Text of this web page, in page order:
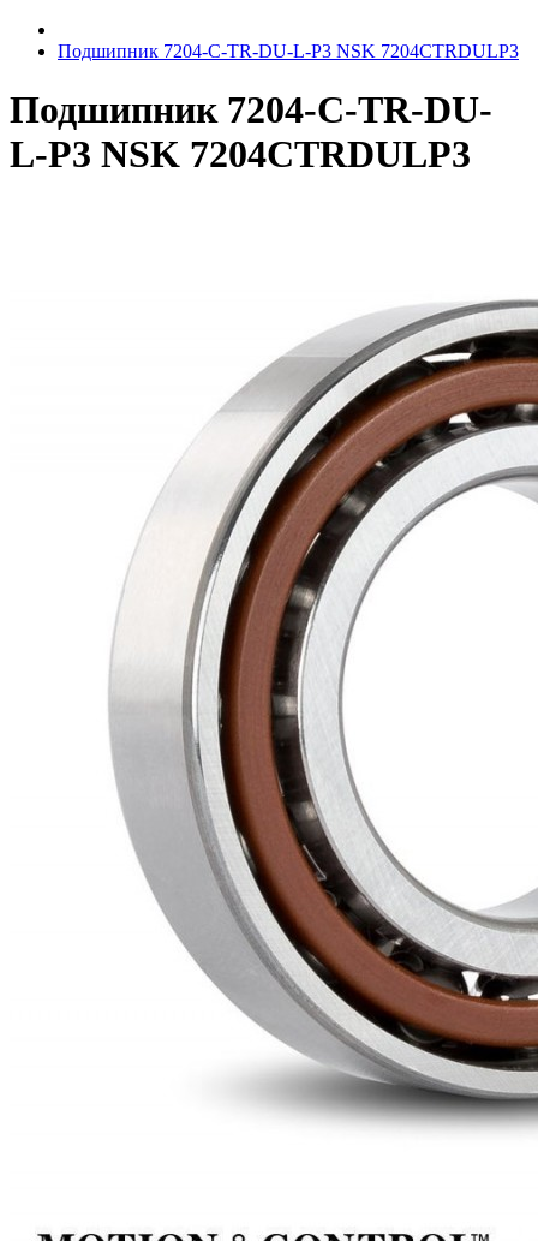
Подшипник 7204-C-TR-DU-L-P3 NSK 7204CTRDULP3
Подшипник 7204-C-TR-DU-
L-P3 NSK 7204CTRDULP3